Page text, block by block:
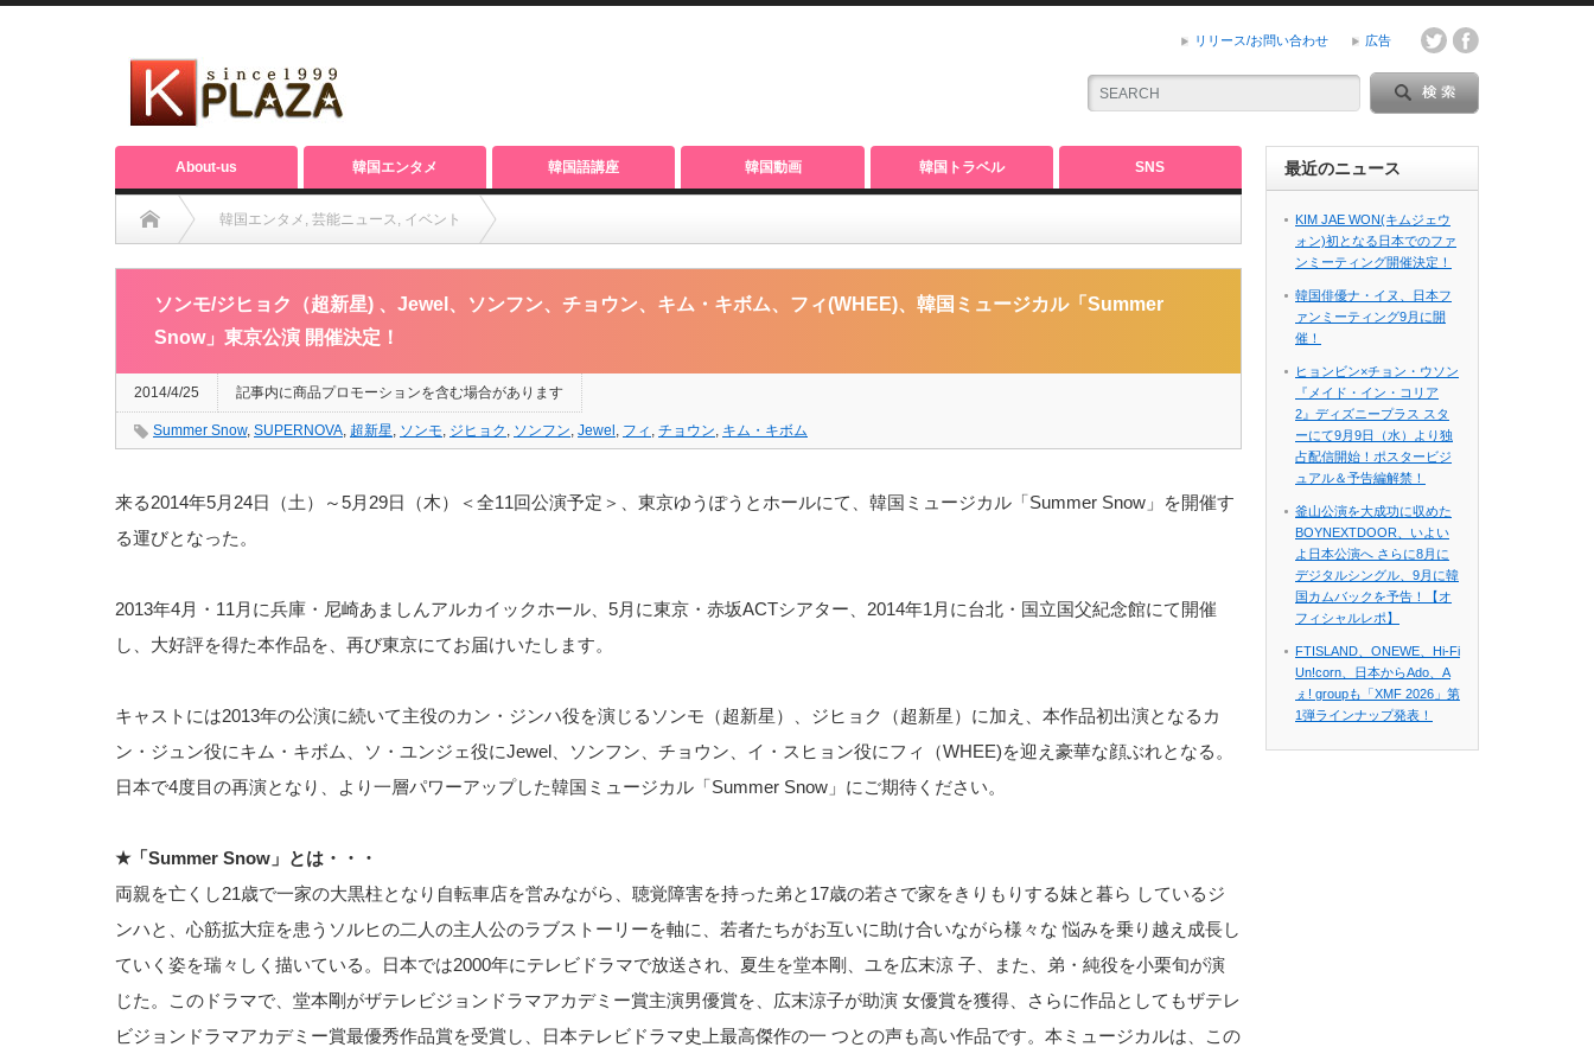
リリース/お問い合わせ 広告
About-us 韓国エンタメ 韓国語講座 韓国動画 韓国トラベル SNS
韓国エンタメ , 芸能ニュース, イベント
ソンモ/ジヒョク（超新星) 、Jewel、ソンフン、チョウン、キム・キボム、フィ(WHEE)、韓国ミュージカル「Summer Snow」東京公演 開催決定！
ソンモ/ジヒョク（超新星) 、Jewel、ソンフン、チョウン、キム・キボム、フィ(WHEE)、韓国ミュージカル「Summer
Snow」東京公演 開催決定！
2014/4/25 記事内に商品プロモーションを含む場合があります
Summer Snow, SUPERNOVA, 超新星, ソンモ, ジヒョク , ソンフン, Jewel , フィ , チョウン, キム・キボム
来る2014年5月24日（土）～5月29日（木）＜全11回公演予定＞、東京ゆうぽうとホールにて、韓国ミュージカル「Summer Snow」を開催す
る運びとなった。
2013年4月・11月に兵庫・尼崎あましんアルカイックホール、5月に東京・赤坂ACTシアター、2014年1月に台北・国立国父紀念館にて開催
し、大好評を得た本作品を、再び東京にてお届けいたします。
キャストには2013年の公演に続いて主役のカン・ジンハ役を演じるソンモ（超新星）、ジヒョク（超新星）に加え、本作品初出演となるカ
ン・ジュン役にキム・キボム、ソ・ユンジェ役にJewel、ソンフン、チョウン、イ・スヒョン役にフィ（WHEE)を迎え豪華な顔ぶれとなる。
日本で4度目の再演となり、より一層パワーアップした韓国ミュージカル「Summer Snow」にご期待ください。
★「Summer Snow」とは・・・
両親を亡くし21歳で一家の大黒柱となり自転車店を営みながら、聴覚障害を持った弟と17歳の若さで家をきりもりする妹と暮ら しているジ
ンハと、心筋拡大症を患うソルヒの二人の主人公のラブストーリーを軸に、若者たちがお互いに助け合いながら様々な 悩みを乗り越え成長し
ていく姿を瑞々しく描いている。日本では2000年にテレビドラマで放送され、夏生を堂本剛、ユを広末涼 子、また、弟・純役を小栗旬が演
じた。このドラマで、堂本剛がザテレビジョンドラマアカデミー賞主演男優賞を、広末涼子が助演 女優賞を獲得、さらに作品としてもザテレ
ビジョンドラマアカデミー賞最優秀作品賞を受賞し、日本テレビドラマ史上最高傑作の一 つとの声も高い作品です。本ミュージカルは、この
最近のニュース
KIM JAE WON(キムジェウ
ォン)初となる日本でのファ
ンミーティング開催決定！
韓国俳優ナ・イヌ、日本フ
ァンミーティング9月に開
催！
ヒョンビン×チョン・ウソン
『メイド・イン・コリア
2』ディズニープラス スタ
ーにて9月9日（水）より独
占配信開始！ポスタービジ
ュアル＆予告編解禁！
釜山公演を大成功に収めた
BOYNEXTDOOR、いよい
よ日本公演へ さらに8月に
デジタルシングル、9月に韓
国カムバックを予告！【オ
フィシャルレポ】
FTISLAND、ONEWE、Hi-Fi
Un!corn、日本からAdo、A
ぇ! groupも「XMF 2026」第
1弾ラインナップ発表！